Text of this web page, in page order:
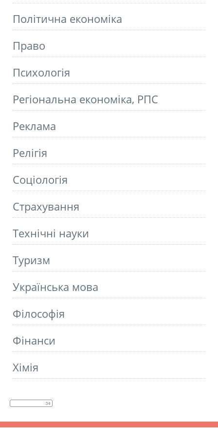
Політична економіка
Право
Психологія
Регіональна економіка, РПС
Реклама
Релігія
Соціологія
Страхування
Технічні науки
Туризм
Українська мова
Філософія
Фінанси
Хімія